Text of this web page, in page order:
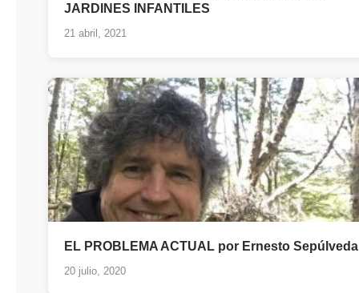
JARDINES INFANTILES
21 abril, 2021
EL PROBLEMA ACTUAL por Ernesto Sepúlveda
20 julio, 2020